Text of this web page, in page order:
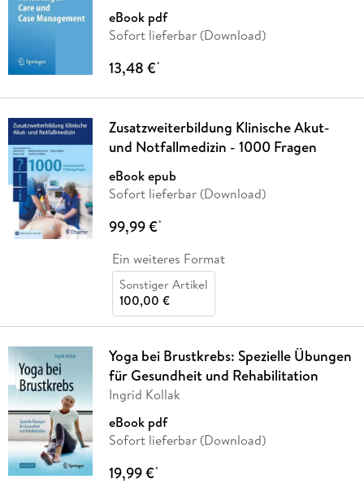
eBook pdf
Sofort lieferbar (Download)
13,48 €*
Zusatzweiterbildung Klinische Akut-
und Notfallmedizin - 1000 Fragen
eBook epub
Sofort lieferbar (Download)
99,99 €*
Ein weiteres Format
Sonstiger Artikel
100,00 €
Yoga bei Brustkrebs: Spezielle Übungen
für Gesundheit und Rehabilitation
Ingrid Kollak
eBook pdf
Sofort lieferbar (Download)
19,99 €*